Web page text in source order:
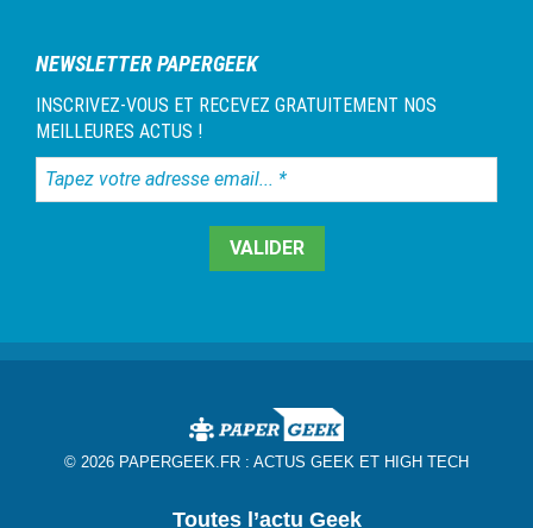
NEWSLETTER PAPERGEEK
INSCRIVEZ-VOUS ET RECEVEZ GRATUITEMENT NOS
MEILLEURES ACTUS !
Tapez
votre
© 2026 PAPERGEEK.FR : ACTUS GEEK ET HIGH TECH
Toutes l’actu Geek